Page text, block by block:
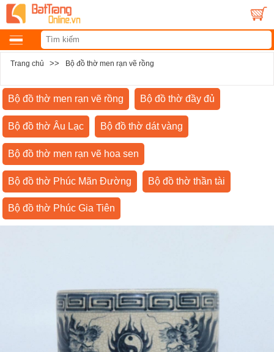
Trang chủ >> Bộ đồ thờ men rạn vẽ rồng
Bộ đồ thờ men rạn vẽ rồng Bộ đồ thờ đầy đủ
Bộ đồ thờ Âu Lạc Bộ đồ thờ dát vàng
Bộ đồ thờ men rạn vẽ hoa sen
Bộ đồ thờ Phúc Mãn Đường Bộ đồ thờ thần tài
Bộ đồ thờ Phúc Gia Tiên